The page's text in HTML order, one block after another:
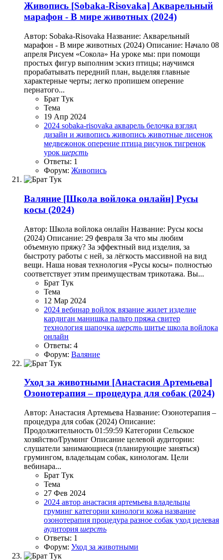
Живопись [Sobaka-Risovaka] Акварельный
марафон - В мире животных (2024)
Автор: Sobaka-Risovaka Название: Акварельный
марафон - В мире животных (2024) Описание: Начало 08
апреля Рисуем «Сокола» На уроке мы: при помощи
простых фигур выполним эскиз птицы; научимся
прорабатывать передний план, выделяя главные
характерные черты; легко пропишем оперение
пернатого...
Брат Тук
Тема
19 Апр 2024
2024 sobaka-risovaka акварель белочка взгляд
дизайн и живопись живопись животные лисенок
медвежонок оперение птица рисунок тигренок
урок шерсть
Ответы: 1
Форум: Живопись
Валяние [Школа войлока онлайн] Русы
косы (2024)
Автор: Школа войлока онлайн Название: Русы косы
(2024) Описание: 29 февраля За что мы любим
объемную пряжу? За эффектный вид изделия, за
быстроту работы с ней, за лёгкость массивной на вид
вещи. Наша новая технология «Русы косы» полностью
соответствует этим преимуществам трикотажа. Вы...
Брат Тук
Тема
12 Мар 2024
2024 вебинар войлок вязание жилет изделие
кардиган манишка пальто пряжа свитер
технология шапочка шерсть шитье школа войлока
онлайн
Ответы: 4
Форум: Валяние
Уход за животными [Анастасия Артемьева]
Озонотерапия – процедура для собак (2024)
Автор: Анастасия Артемьева Название: Озонотерапия –
процедура для собак (2024) Описание:
Продолжительность 01:59:59 Категории Сельское
хозяйство/Груминг Описание целевой аудитории:
слушатели занимающиеся (планирующие заняться)
грумингом, владельцам собак, кинологам. Цели
вебинара...
Брат Тук
Тема
27 Фев 2024
2024 автор анастасия артемьева владельцы
груминг категории кинологи кожа название
озонотерапия процедура разное собак уход целевая
аудитория шерсть
Ответы: 1
Форум: Уход за животными